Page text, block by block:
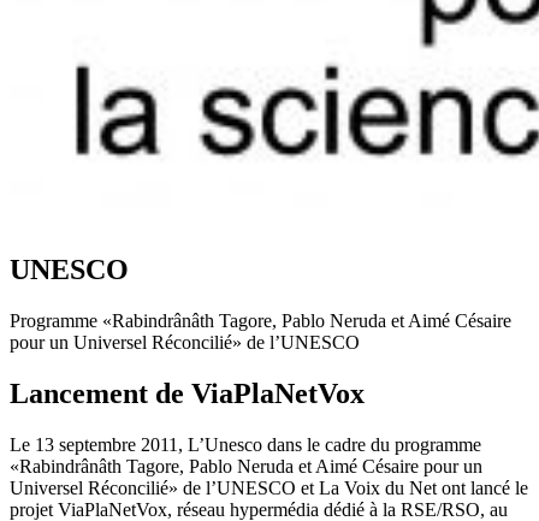
UNESCO
Programme «Rabindrânâth Tagore, Pablo Neruda et Aimé Césaire
pour un Universel Réconcilié» de l’UNESCO
Lancement de ViaPlaNetVox
Le 13 septembre 2011, L’Unesco dans le cadre du programme
«Rabindrânâth Tagore, Pablo Neruda et Aimé Césaire pour un
Universel Réconcilié» de l’UNESCO et La Voix du Net ont lancé le
projet ViaPlaNetVox, réseau hypermédia dédié à la RSE/RSO, au